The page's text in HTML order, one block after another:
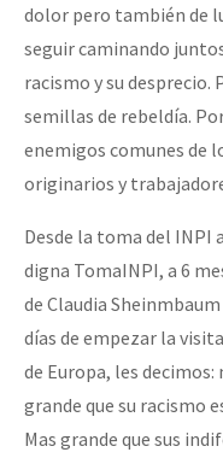
dolor pero también de
seguir caminando
racismo y su desprecio.
semillas de rebeldía.
enemigos comunes de
originarios y
Desde la toma del INPI
digna TomaINPI, a 6
de Claudia
días de empezar la
de Europa, les decimos:
grande que su racismo
Mas grande que sus